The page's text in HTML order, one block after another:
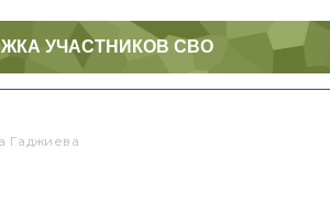
УЧАСТНИКОВ СВО
Гаджиева